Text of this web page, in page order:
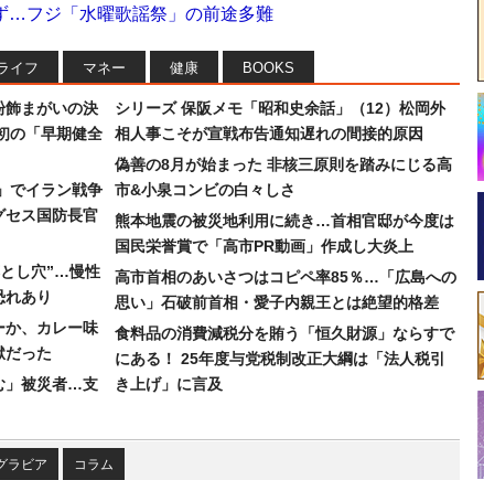
…フジ「水曜歌謡祭」の前途多難
イフ マネー 健康 BOOKS
飾まがいの決
の「早期健全
でイラン戦争
ス国防長官
し穴”…慢性
あり
か、カレー味
った
」被災者…支
シリーズ 保阪メモ「昭和史余話」（12）松岡外
相人事こそが宣戦布告通知遅れの間接的原因
偽善の8月が始まった 非核三原則を踏みにじる高
市&小泉コンビの白々しさ
熊本地震の被災地利用に続き…首相官邸が今度は
国民栄誉賞で「高市PR動画」作成し大炎上
高市首相のあいさつはコピペ率85％…「広島への
思い」石破前首相・愛子内親王とは絶望的格差
食料品の消費減税分を賄う「恒久財源」ならすで
にある！ 25年度与党税制改正大綱は「法人税引
き上げ」に言及
ラビア コラム